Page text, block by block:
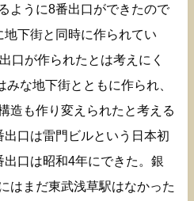
ように8番出口ができたので
下街と同時に作られてい
口が作られたとは考えにく
な地下街とともに作られ、
造も作り変えられたと考える
口は雷門ビルという日本初
口は昭和4年にできた。銀
はまだ東武浅草駅はなかった